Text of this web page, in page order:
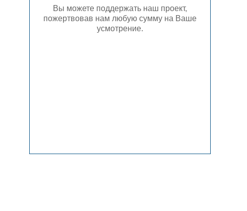
Вы можете поддержать наш проект,
пожертвовав нам любую сумму на Ваше
усмотрение.